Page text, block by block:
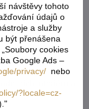
zavěšení
interiérů a
návštěvy tohoto
údajů o
a služby
být přenášena
cookies
Google Ads –
privacy/ nebo
?locale=cz-